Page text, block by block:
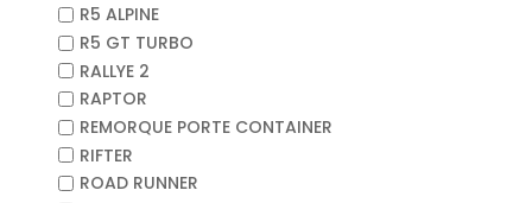
R5 ALPINE
R5 GT TURBO
RALLYE 2
RAPTOR
REMORQUE PORTE CONTAINER
RIFTER
ROAD RUNNER